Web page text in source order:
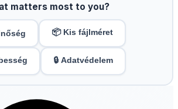
matters most to you?
📦 Kis fájlméret
🔒 Adatvédelem